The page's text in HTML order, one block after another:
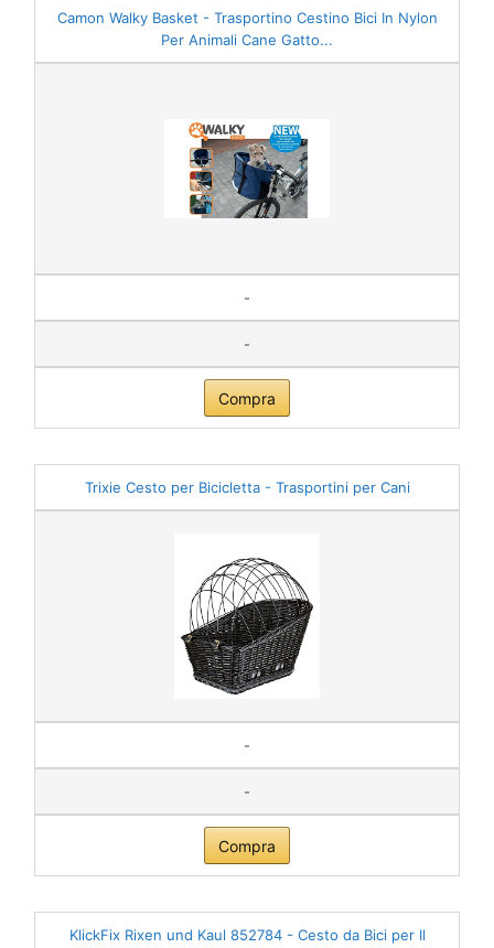
Camon Walky Basket - Trasportino Cestino Bici In Nylon
Per Animali Cane Gatto...
-
-
Compra
Trixie Cesto per Bicicletta - Trasportini per Cani
-
-
Compra
KlickFix Rixen und Kaul 852784 - Cesto da Bici per Il